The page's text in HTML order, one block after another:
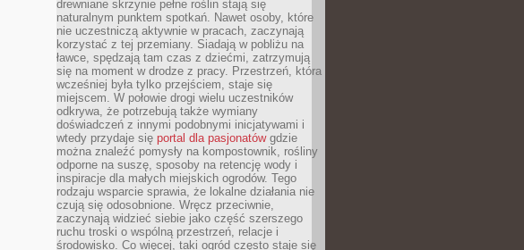
drewniane skrzynie pełne roślin stają się
naturalnym punktem spotkań. Nawet osoby, które
nie uczestniczą aktywnie w pracach, zaczynają
korzystać z tej przemiany. Siadają w pobliżu na
ławce, spędzają tam czas z dziećmi, zatrzymują
się na moment w drodze z pracy. Przestrzeń, która
wcześniej była tylko przejściem, staje się
miejscem. W połowie drogi wielu uczestników
odkrywa, że potrzebują także wymiany
doświadczeń z innymi podobnymi inicjatywami i
wtedy przydaje się portal dla pasjonatówgdzie
można znaleźć pomysły na kompostownik, rośliny
odporne na suszę, sposoby na retencję wody i
inspiracje dla małych miejskich ogrodów. Tego
rodzaju wsparcie sprawia, że lokalne działania nie
czują się odosobnione. Wręcz przeciwnie,
zaczynają widzieć siebie jako część szerszego
ruchu troski o wspólną przestrzeń, relacje i
środowisko. Co więcej, taki ogród często staje się